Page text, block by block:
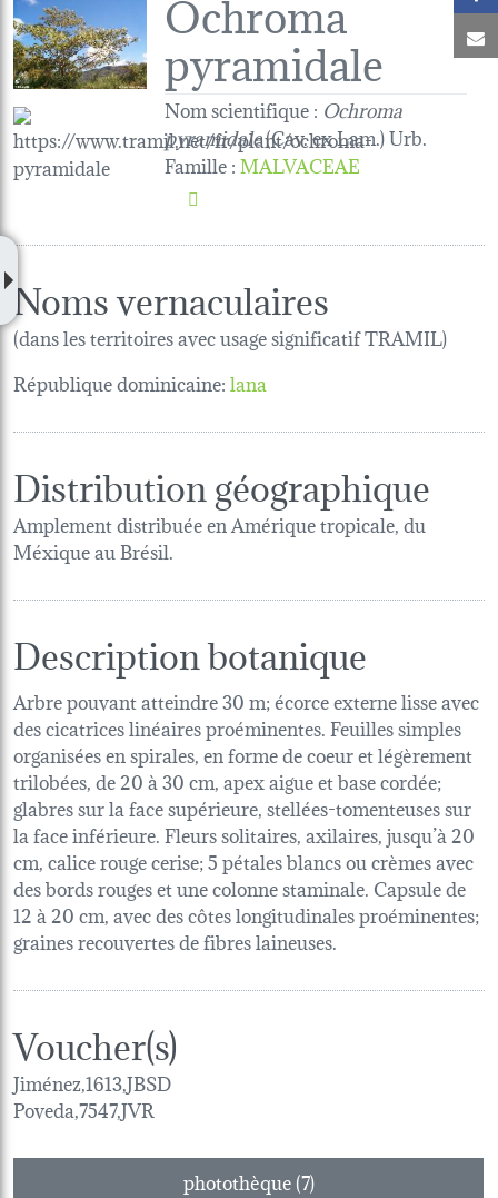
pyramidale
Nom scientifique : Ochroma
pyramidale(Cav. ex Lam.) Urb.
Famille:MALVACEAE
Noms vernaculaires
(dans les territoires avec usage significatif TRAMIL)
République dominicaine:lana
Distribution géographique
Amplement distribuée en Amérique tropicale, du
Méxique au Brésil.
Description botanique
Arbre pouvant atteindre 30 m; écorce externe lisse avec
des cicatrices linéaires proéminentes. Feuilles simples
organisées en spirales, en forme de coeur et légèrement
trilobées, de 20 à 30 cm, apex aigue et base cordée;
glabres sur la face supérieure, stellées-tomenteuses sur
la face inférieure. Fleurs solitaires, axilaires, jusqu’à 20
cm, calice rouge cerise; 5 pétales blancs ou crèmes avec
des bords rouges et une colonne staminale. Capsule de
12 à 20 cm, avec des côtes longitudinales proéminentes;
graines recouvertes de fibres laineuses.
Voucher(s)
Jiménez,1613,JBSD
Poveda,7547,JVR
photothèque (7)